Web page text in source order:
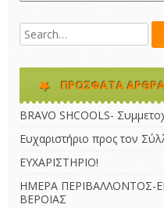
ΠΡΌΣΦΑΤΑ
BRAVO SHCOOLS-
Ευχαριστήριο προς τον
ΕΥΧΑΡΙΣΤΗΡΙΟ!
ΗΜΕΡΑ ΠΕΡΙΒΑΛΛΟΝΤΟΣ-
ΒΕΡΟΙΑΣ